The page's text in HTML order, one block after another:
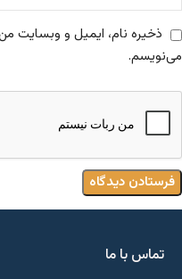
ذخیره نام، ایمیل و وبسایت
می‌نویسم.
تماس با ما